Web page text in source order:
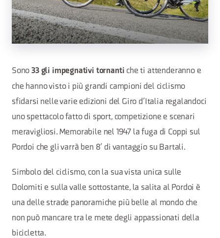
Sono33 gli impegnativi tornanti che ti attenderanno e
che hanno visto i più grandi campioni del ciclismo
sfidarsi nelle varie edizioni del Giro d’Italia regalandoci
uno spettacolo fatto di sport, competizione e scenari
meravigliosi. Memorabile nel 1947 la fuga di Coppi sul
Pordoi che gli varrà ben 8’ di vantaggio su Bartali.
Simbolo del ciclismo, con la sua vista unica sulle
Dolomiti e sulla valle sottostante, la salita al Pordoi è
una delle strade panoramiche più belle al mondo che
non può mancare tra le mete degli appassionati della
bicicletta.